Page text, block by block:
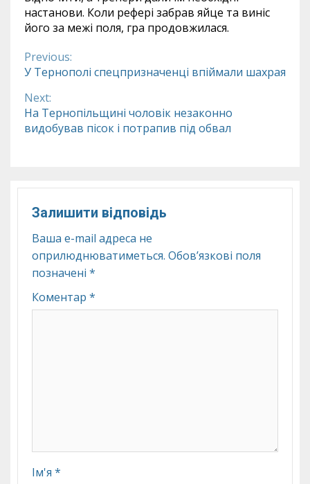
настанови. Коли рефері забрав яйце та виніс
його за межі поля, гра продовжилася.
Continue
Reading
Previous:
У Тернополі спецпризначенці впіймали шахрая
Next:
На Тернопільщині чоловік незаконно
видобував пісок і потрапив під обвал
Залишити відповідь
Ваша e-mail адреса не
оприлюднюватиметься. Обов’язкові поля
позначені *
Коментар *
Ім'я *